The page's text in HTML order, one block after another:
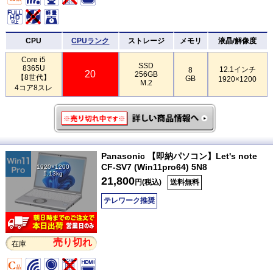
CPU CPUランク ストレージ メモリ 液晶/解像度
Core i5
8365U
【8世代】
4コア8スレ
20
SSD
256GB
M.2
8
GB
12.1インチ
1920×1200
1920×1200
1.13kg
在庫 売り切れ
Panasonic 【即納パソコン】Let's note
CF-SV7 (Win11pro64) 5N8
21,800円(税込) 送料無料
テレワーク推奨